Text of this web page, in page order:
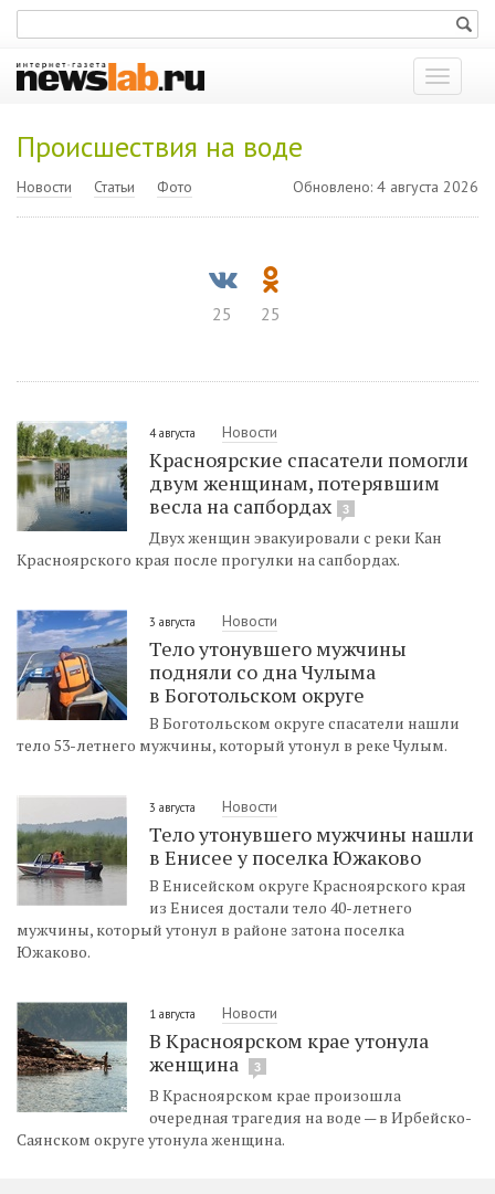
Показать
меню
Происшествия на воде
Новости Статьи Фото Обновлено: 4 августа 2026
25 25
4 августа Новости
Красноярские спасатели помогли
двум женщинам, потерявшим
весла на сапбордах
3
Двух женщин эвакуировали с реки Кан
Красноярского края после прогулки на сапбордах.
3 августа Новости
Тело утонувшего мужчины
подняли со дна Чулыма
в Боготольском округе
В Боготольском округе спасатели нашли
тело 53-летнего мужчины, который утонул в реке Чулым.
3 августа Новости
Тело утонувшего мужчины нашли
в Енисее у поселка Южаково
В Енисейском округе Красноярского края
из Енисея достали тело 40-летнего
мужчины, который утонул в районе затона поселка
Южаково.
1 августа Новости
В Красноярском крае утонула
женщина
3
В Красноярском крае произошла
очередная трагедия на воде — в Ирбейско-
Саянском округе утонула женщина.